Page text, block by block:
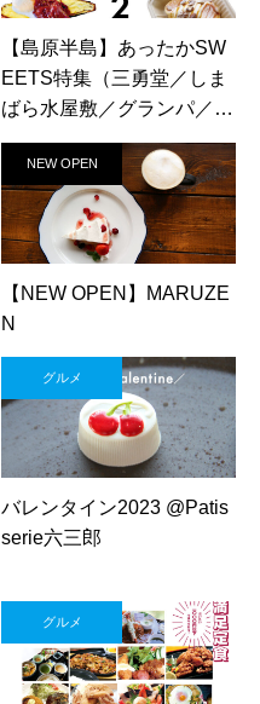
【島原半島】あったかSW
EETS特集（三勇堂／しま
ばら水屋敷／グランパ／オ
レンジジェラート／温蒸素
味）NEW OPEN
【NEW OPEN】MARUZE
N
グルメ
バレンタイン2023 @Patis
serie六三郎
グルメ